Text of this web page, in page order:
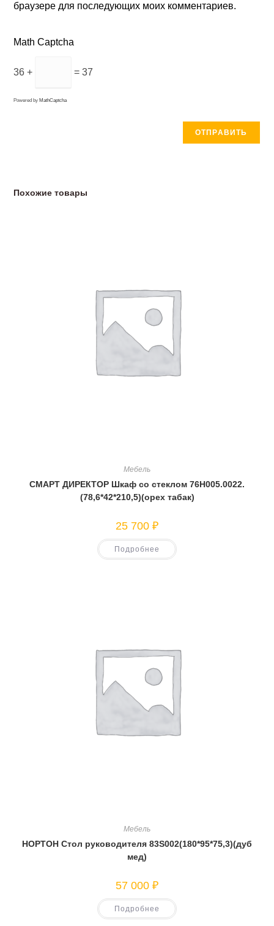
браузере для последующих моих комментариев.
Math Captcha
36 + = 37
Powered by MathCaptcha
Похожие товары
Мебель
СМАРТ ДИРЕКТОР Шкаф со стеклом 76Н005.0022.
(78,6*42*210,5)(орех табак)
25 700 ₽
Подробнее
Мебель
НОРТОН Стол руководителя 83S002(180*95*75,3)(дуб
мед)
57 000 ₽
Подробнее